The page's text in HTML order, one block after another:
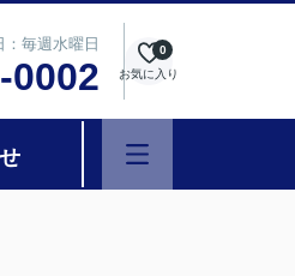
毎週水曜日
0002 お気に入り
0